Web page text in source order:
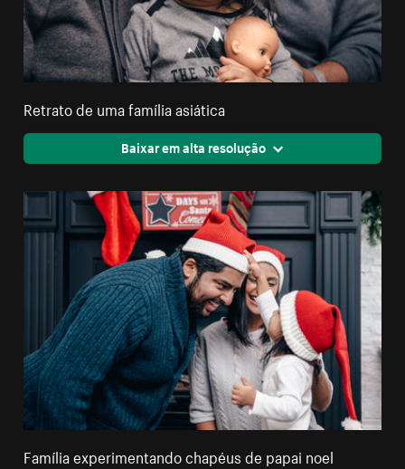
Retrato de uma família asiática
Baixar em alta resolução
Família experimentando chapéus de papai noel